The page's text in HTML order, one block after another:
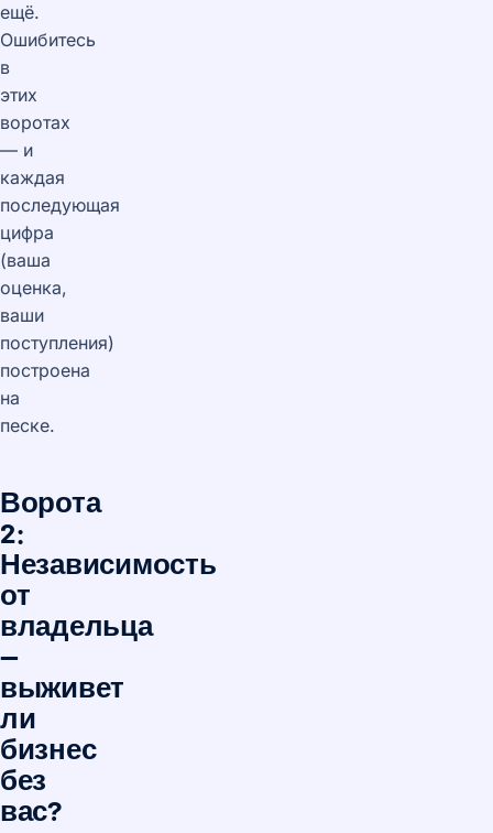
ещё.
Ошибитесь
в
этих
воротах
— и
каждая
последующая
цифра
(ваша
оценка,
ваши
поступления)
построена
на
песке.
Ворота
2:
Независимость
от
владельца
—
выживет
ли
бизнес
без
вас?